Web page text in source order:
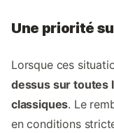
Une priorité
Lorsque ces
dessus sur toutes
classiques. Le
en conditions